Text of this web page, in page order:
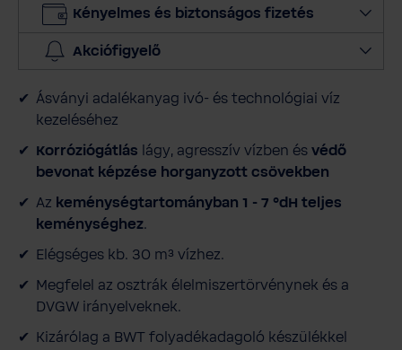
i
Kényelmes és biztonságos fizetés
Akciófigyelő
Ásványi adalékanyag ivó- és technológiai víz
kezeléséhez
Korróziógátlás lágy, agresszív vízben és védő
bevonat képzése horganyzott csövekben
Az keménységtartományban 1 - 7 °dH teljes
keménységhez.
Elégséges kb. 30 m³ vízhez.
Megfelel az osztrák élelmiszertörvénynek és a
DVGW irányelveknek.
Kizárólag a BWT folyadékadagoló készülékkel